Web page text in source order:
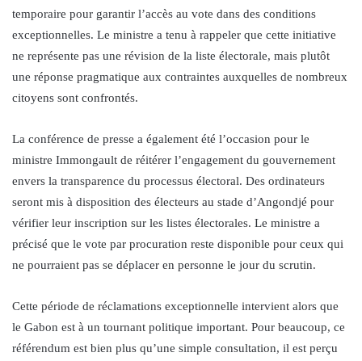
temporaire pour garantir l’accès au vote dans des conditions
exceptionnelles. Le ministre a tenu à rappeler que cette initiative
ne représente pas une révision de la liste électorale, mais plutôt
une réponse pragmatique aux contraintes auxquelles de nombreux
citoyens sont confrontés.
La conférence de presse a également été l’occasion pour le
ministre Immongault de réitérer l’engagement du gouvernement
envers la transparence du processus électoral. Des ordinateurs
seront mis à disposition des électeurs au stade d’Angondjé pour
vérifier leur inscription sur les listes électorales. Le ministre a
précisé que le vote par procuration reste disponible pour ceux qui
ne pourraient pas se déplacer en personne le jour du scrutin.
Cette période de réclamations exceptionnelle intervient alors que
le Gabon est à un tournant politique important. Pour beaucoup, ce
référendum est bien plus qu’une simple consultation, il est perçu